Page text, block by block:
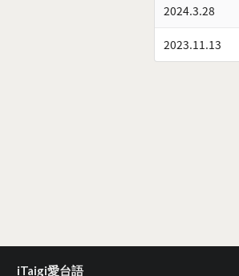
2024.3.28
2023.11.13
iTaigi愛台語